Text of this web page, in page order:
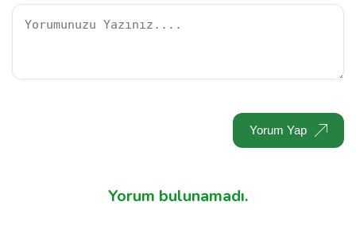
Yorum Yap
Yorum bulunamadı.